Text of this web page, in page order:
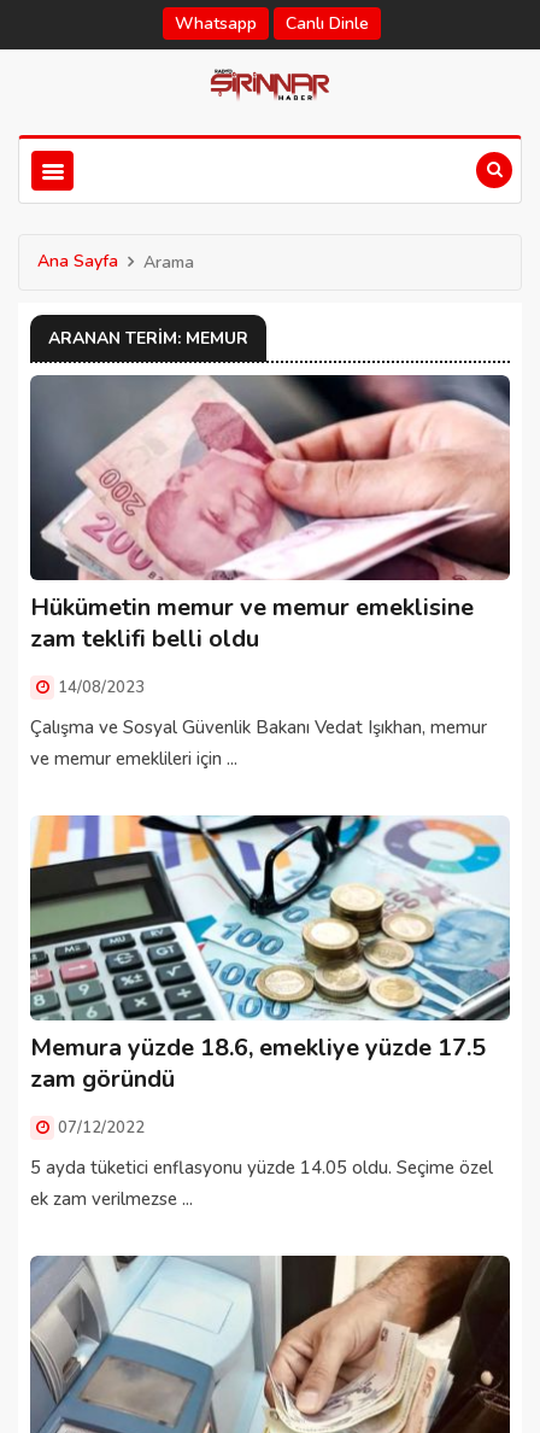
Whatsapp Canlı Dinle
Ana Sayfa Arama
ARANAN TERIM: MEMUR
Hükümetin memur ve memur emeklisine
zam teklifi belli oldu
14/08/2023
Çalışma ve Sosyal Güvenlik Bakanı Vedat Işıkhan, memur
ve memur emeklileri için ...
Memura yüzde 18.6, emekliye yüzde 17.5
zam göründü
07/12/2022
5 ayda tüketici enflasyonu yüzde 14.05 oldu. Seçime özel
ek zam verilmezse ...